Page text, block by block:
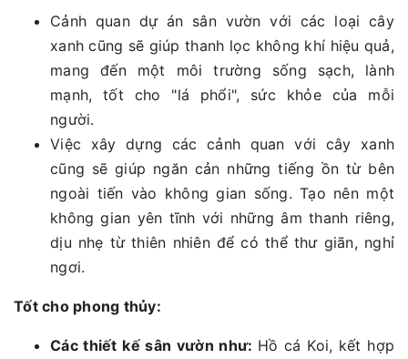
Cảnh quan dự án sân vườn với các loại cây
xanh cũng sẽ giúp thanh lọc không khí hiệu quả,
mang đến một môi trường sống sạch, lành
mạnh, tốt cho "lá phổi", sức khỏe của mỗi
người.
Việc xây dựng các cảnh quan với cây xanh
cũng sẽ giúp ngăn cản những tiếng ồn từ bên
ngoài tiến vào không gian sống. Tạo nên một
không gian yên tĩnh với những âm thanh riêng,
dịu nhẹ từ thiên nhiên để có thể thư giãn, nghỉ
ngơi.
Tốt cho phong thủy:
Các thiết kế sân vườn như: Hồ cá Koi, kết hợp